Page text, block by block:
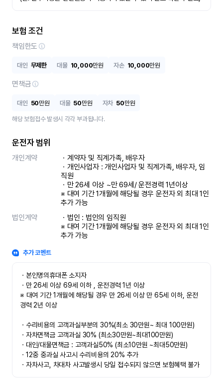
보험 조건
책임한도
대인 무제한 대물 10,000만원 자손 10,000만원
면책금
대인 50만원 대물 50만원 자차 50만원
해당 보험접수 발생시 각각 부과됩니다.
운전자 범위
개인계약
ㆍ계약자 및 직계가족, 배우자
ㆍ개인사업자 : 개인사업자 및 직계가족, 배우자, 임
직원
ㆍ만 26세 이상 ~만 69세/ 운전경력 1년이상
※ 대여 기간 1개월에 해당될 경우 운전자 외 최대 1인
추가 가능
법인계약
ㆍ법인 : 법인의 임직원
※ 대여 기간 1개월에 해당될 경우 운전자 외 최대 1인
추가 가능
추가 코멘트
ㆍ본인명의휴대폰 소지자
ㆍ만 26세 이상 69세 이하 , 운전경력 1년 이상
※ 대여 기간 1개월에 해당될 경우 만 26세 이상 만 65세 이하, 운전
경력 2년 이상
ㆍ수리비용의 고객과실부분의 30%(최소 30만원~ 최대 100만원)
ㆍ자차면책금 고객과실 30% (최소30만원~최대100만원)
ㆍ대인/대물면책금 : 고객과실50% (최소10만원 ~최대50만원)
ㆍ12중 중과실 사고시 수리비용의 20% 추가
ㆍ자차사고, 차대차 사고발생시 당일 접수되지 않으면 보험혜택 불가